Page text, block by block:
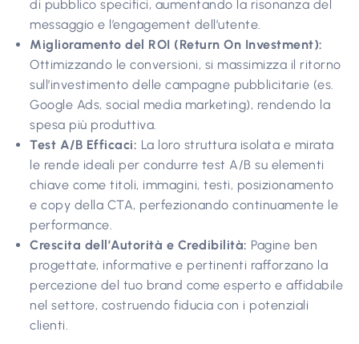
di pubblico specifici, aumentando la risonanza del
messaggio e l’engagement dell’utente.
Miglioramento del ROI (Return On Investment):
Ottimizzando le conversioni, si massimizza il ritorno
sull’investimento delle campagne pubblicitarie (es.
Google Ads, social media marketing), rendendo la
spesa più produttiva.
Test A/B Efficaci: La loro struttura isolata e mirata
le rende ideali per condurre test A/B su elementi
chiave come titoli, immagini, testi, posizionamento
e copy della CTA, perfezionando continuamente le
performance.
Crescita dell’Autorità e Credibilità: Pagine ben
progettate, informative e pertinenti rafforzano la
percezione del tuo brand come esperto e affidabile
nel settore, costruendo fiducia con i potenziali
clienti.